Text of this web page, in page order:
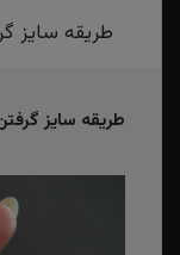
طریقه سایز
طریقه سایز